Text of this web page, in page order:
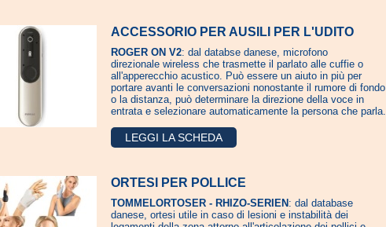
ACCESSORIO PER AUSILI PER L'UDITO
ROGER ON V2: dal databse danese, microfono
direzionale wireless che trasmette il parlato alle cuffie o
all'apperecchio acustico. Può essere un aiuto in più per
portare avanti le conversazioni nonostante il rumore di fondo
o la distanza, può determinare la direzione della voce in
entrata e selezionare automaticamente la persona che parla.
LEGGI LA SCHEDA
ORTESI PER POLLICE
TOMMELORTOSER - RHIZO-SERIEN : dal database
danese, ortesi utile in caso di lesioni e instabilità dei